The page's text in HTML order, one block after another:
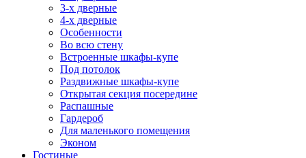
3-х дверные
4-х дверные
Особенности
Во всю стену
Встроенные шкафы-купе
Под потолок
Раздвижные шкафы-купе
Открытая секция посередине
Распашные
Гардероб
Для маленького помещения
Эконом
Гостиные